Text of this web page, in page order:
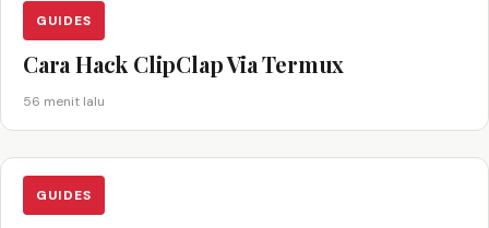
GUIDES
Cara Hack ClipClap Via Termux
56 menit lalu
GUIDES